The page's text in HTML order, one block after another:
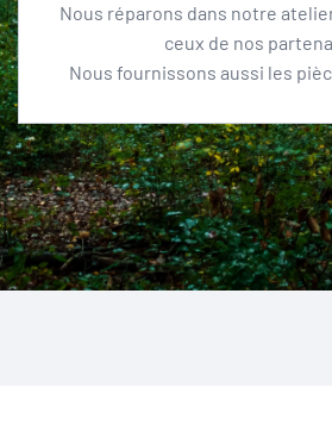
Nous réparons dans notre
ceux de nos
Nous fournissons aussi les